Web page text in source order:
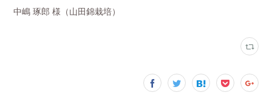
中嶋 琢郎 様（山田錦栽培）